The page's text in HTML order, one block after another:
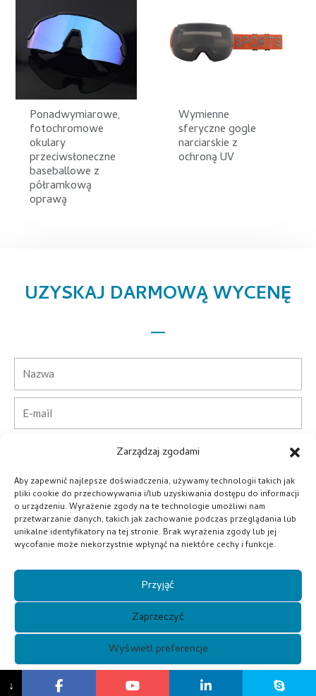
Zarządzaj zgodami
Aby zapewnić najlepsze doświadczenia, używamy technologii takich jak
pliki cookie do przechowywania i/lub uzyskiwania dostępu do informacji
o urządzeniu. Wyrażenie zgody na te technologie umożliwi nam
przetwarzanie danych, takich jak zachowanie podczas przeglądania lub
unikalne identyfikatory na tej stronie. Brak wyrażenia zgody lub jej
wycofanie może niekorzystnie wpłynąć na niektóre cechy i funkcje.
Przyjąć
Zaprzeczyć
Wyświetl preferencje
Ponadwymiarowe,
fotochromowe
okulary
przeciwsłoneczne
baseballowe z
półramkową
oprawą
Wymienne
sferyczne gogle
narciarskie z
ochroną UV
UZYSKAJ DARMOWĄ WYCENĘ
Kraj
Firma
Składać
Alternative:
Prawa autorskie © 2021 Guangzhou Xunqi Glasses Co.
Wszelkie prawa zastrzeżone.
↓